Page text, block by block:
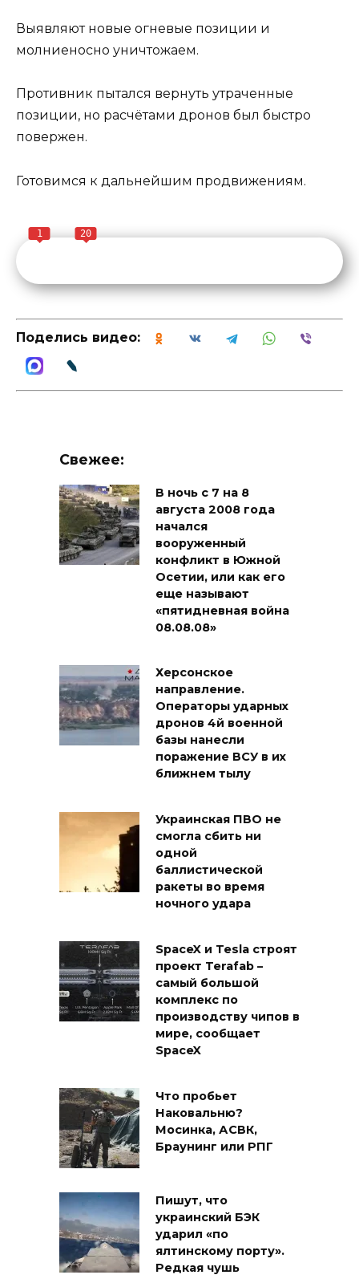
Выявляют новые огневые позиции и
молниеносно уничтожаем.
Противник пытался вернуть утраченные
позиции, но расчётами дронов был быстро
повержен.
Готовимся к дальнейшим продвижениям.
1 20
Поделись видео:
Свежее:
В ночь с 7 на 8
августа 2008 года
начался
вооруженный
конфликт в Южной
Осетии, или как его
еще называют
«пятидневная война
08.08.08»
Херсонское
направление.
Операторы ударных
дронов 4й военной
базы нанесли
поражение ВСУ в их
ближнем тылу
Украинская ПВО не
смогла сбить ни
одной
баллистической
ракеты во время
ночного удара
SpaceX и Tesla строят
проект Terafab –
самый большой
комплекс по
производству чипов в
мире, сообщает
SpaceX
Что пробьет
Наковальню?
Мосинка, АСВК,
Браунинг или РПГ
Пишут, что
украинский БЭК
ударил «по
ялтинскому порту».
Редкая чушь